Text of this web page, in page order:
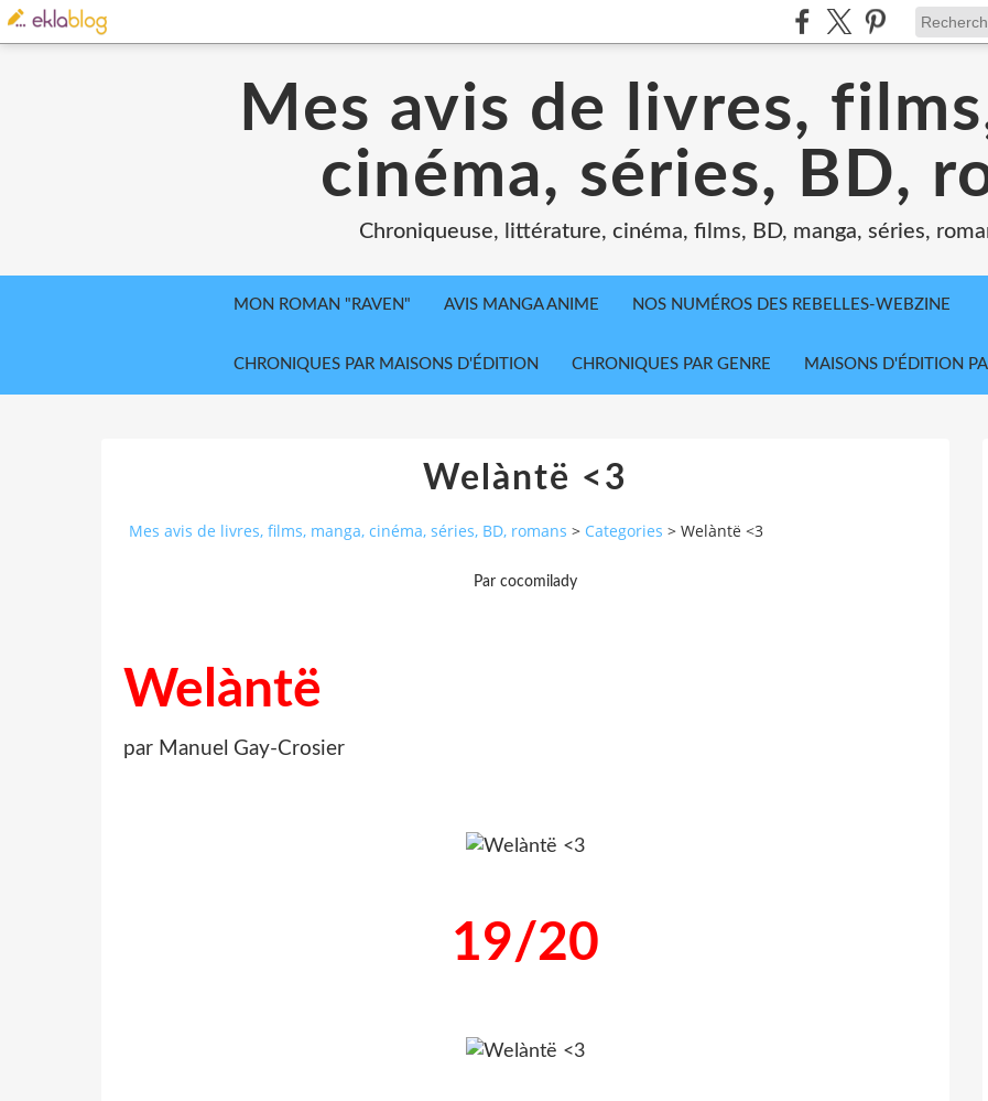
Mes avis de livres,
cinéma, séries, BD,
Chroniqueuse, littérature, cinéma, films, BD, manga, séries,
MON ROMAN "RAVEN" AVIS MANGA ANIME NOS NUMÉROS DES REBELLES-WEBZINE
CHRONIQUES PAR MAISONS D'ÉDITION CHRONIQUES PAR GENRE MAISONS D'ÉDITION
Welàntë <3
Mes avis de livres, films, manga, cinéma, séries, BD, romans > Categories > Welàntë <3
Par cocomilady
Welàntë
par Manuel Gay-Crosier
19/20